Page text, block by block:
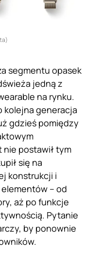
segmentu opasek
jedną z
na rynku.
kolejna generacja
gdzieś pomiędzy
postawił tym
się na
konstrukcji i
– od
aż po funkcje
Pytanie
by ponownie